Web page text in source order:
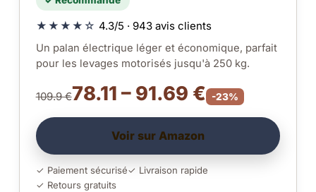
★★★★☆ 4.3/5 · 943 avis clients
Un palan électrique léger et économique, parfait
pour les levages motorisés jusqu'à 250 kg.
109.9 €78.11 – 91.69 € -23%
Voir sur Amazon
✓ Paiement sécurisé✓ Livraison rapide
✓ Retours gratuits